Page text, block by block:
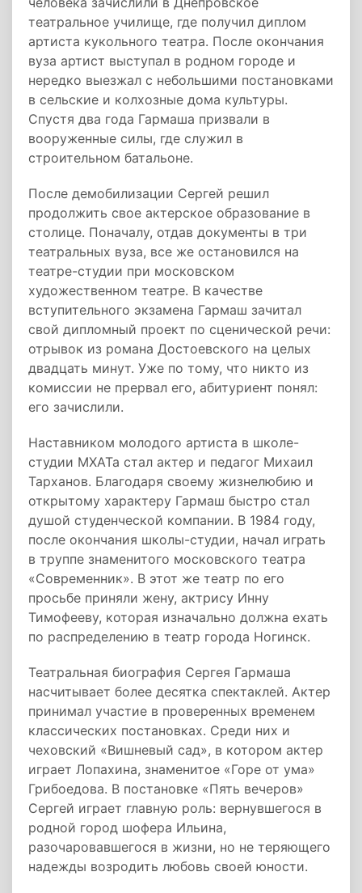
театральное училище, где получил диплом
артиста кукольного театра. После окончания
вуза артист выступал в родном городе и
нередко выезжал с небольшими постановками
в сельские и колхозные дома культуры.
Спустя два года Гармаша призвали в
вооруженные силы, где служил в
строительном батальоне.
После демобилизации Сергей решил
продолжить свое актерское образование в
столице. Поначалу, отдав документы в три
театральных вуза, все же остановился на
театре-студии при московском
художественном театре. В качестве
вступительного экзамена Гармаш зачитал
свой дипломный проект по сценической речи:
отрывок из романа Достоевского на целых
двадцать минут. Уже по тому, что никто из
комиссии не прервал его, абитуриент понял:
его зачислили.
Наставником молодого артиста в школе-
студии МХАТа стал актер и педагог Михаил
Тарханов. Благодаря своему жизнелюбию и
открытому характеру Гармаш быстро стал
душой студенческой компании. В 1984 году,
после окончания школы-студии, начал играть
в труппе знаменитого московского театра
«Современник». В этот же театр по его
просьбе приняли жену, актрису Инну
Тимофееву, которая изначально должна ехать
по распределению в театр города Ногинск.
Театральная биография Сергея Гармаша
насчитывает более десятка спектаклей. Актер
принимал участие в проверенных временем
классических постановках. Среди них и
чеховский «Вишневый сад», в котором актер
играет Лопахина, знаменитое «Горе от ума»
Грибоедова. В постановке «Пять вечеров»
Сергей играет главную роль: вернувшегося в
родной город шофера Ильина,
разочаровавшегося в жизни, но не теряющего
надежды возродить любовь своей юности.